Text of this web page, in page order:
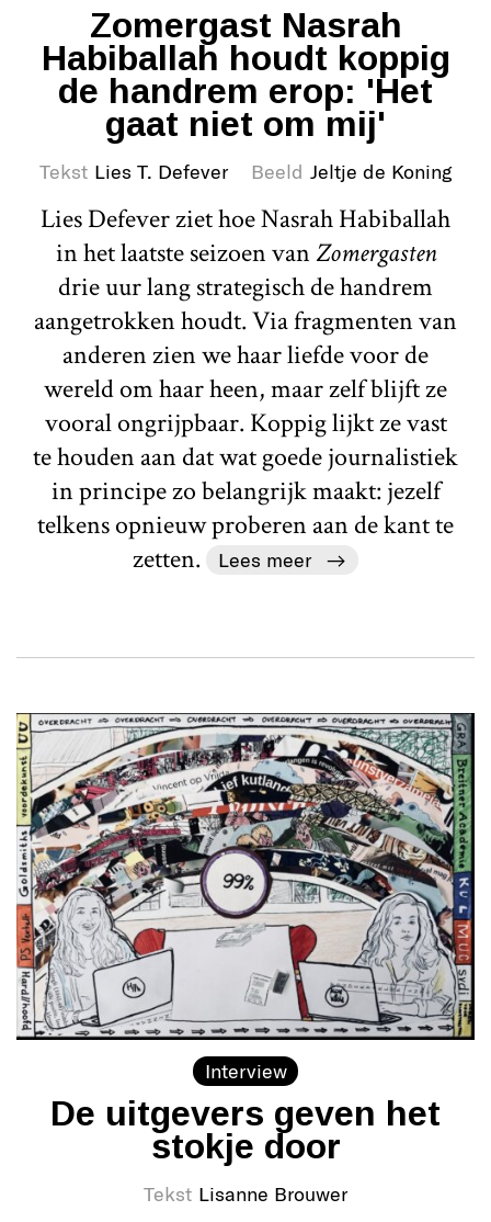
Zomergast Nasrah
Habiballah houdt koppig
de handrem erop: 'Het
gaat niet om mij'
Tekst Lies T. Defever Beeld Jeltje de Koning
Lies Defever ziet hoe Nasrah Habiballah
in het laatste seizoen vanZomergasten
drie uur lang strategisch de handrem
aangetrokken houdt. Via fragmenten van
anderen zien we haar liefde voor de
wereld om haar heen, maar zelf blijft ze
vooral ongrijpbaar. Koppig lijkt ze vast
te houden aan dat wat goede journalistiek
in principe zo belangrijk maakt: jezelf
telkens opnieuw proberen aan de kant te
zetten.
Lees meer
Interview
De uitgevers geven het
stokje door
Tekst Lisanne Brouwer